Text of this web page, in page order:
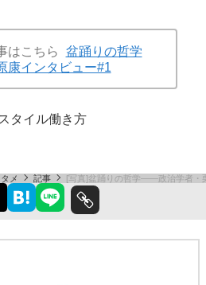
はこちら
盆踊りの哲学
インタビュー#1
タイル働き方
メ 記事 [写真]盆踊りの哲学――政治学者・